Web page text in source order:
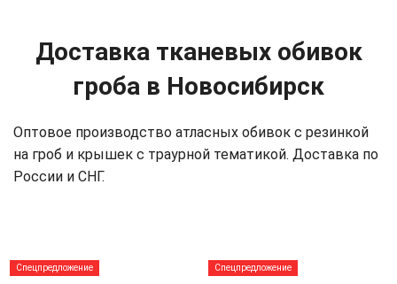
Доставка тканевых обивок
гроба в Новосибирск
Оптовое производство атласных обивок с резинкой
на гроб и крышек с траурной тематикой. Доставка по
России и СНГ.
Спецпредложение Спецпредложение